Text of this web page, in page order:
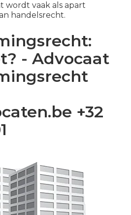
wordt vaak als apart
handelsrecht.
- Advocaat
+32